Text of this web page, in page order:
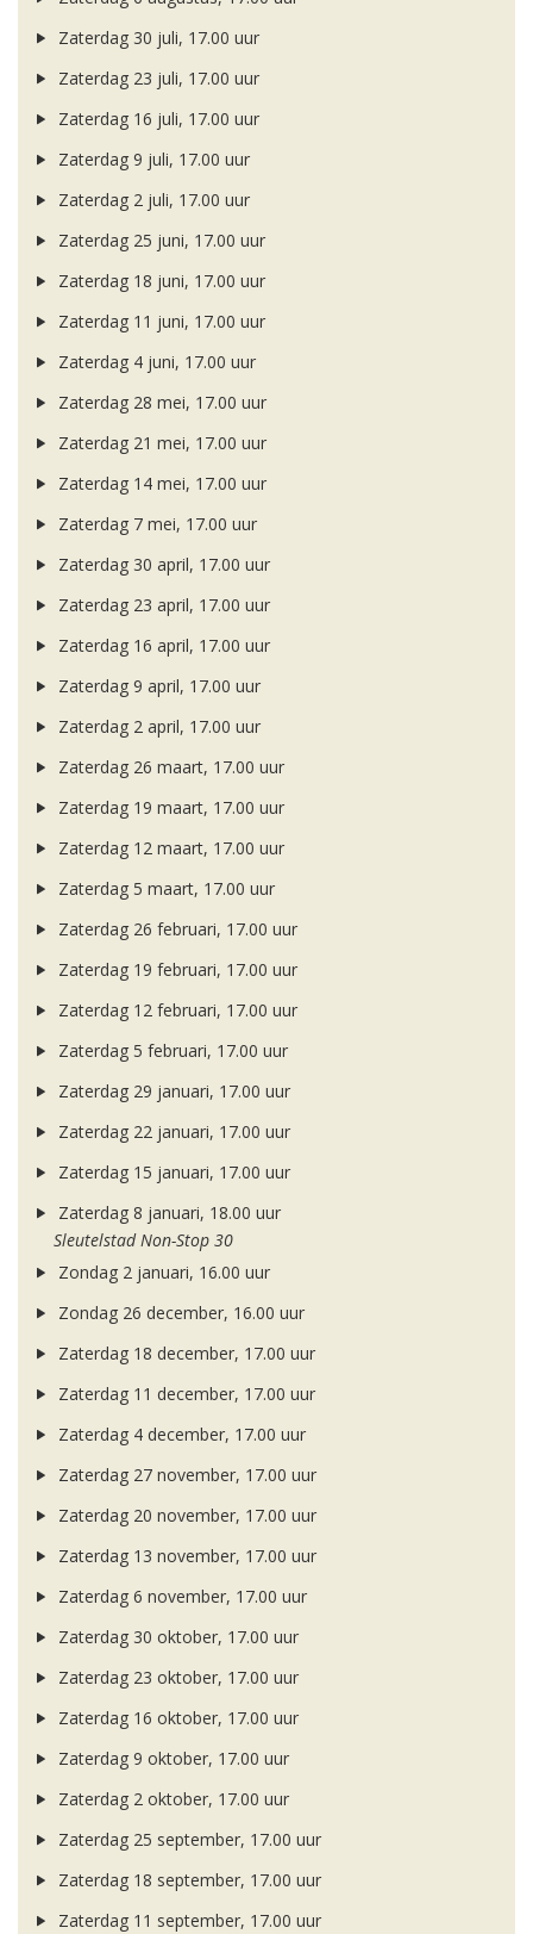
Zaterdag 30 juli, 17.00 uur
Zaterdag 23 juli, 17.00 uur
Zaterdag 16 juli, 17.00 uur
Zaterdag 9 juli, 17.00 uur
Zaterdag 2 juli, 17.00 uur
Zaterdag 25 juni, 17.00 uur
Zaterdag 18 juni, 17.00 uur
Zaterdag 11 juni, 17.00 uur
Zaterdag 4 juni, 17.00 uur
Zaterdag 28 mei, 17.00 uur
Zaterdag 21 mei, 17.00 uur
Zaterdag 14 mei, 17.00 uur
Zaterdag 7 mei, 17.00 uur
Zaterdag 30 april, 17.00 uur
Zaterdag 23 april, 17.00 uur
Zaterdag 16 april, 17.00 uur
Zaterdag 9 april, 17.00 uur
Zaterdag 2 april, 17.00 uur
Zaterdag 26 maart, 17.00 uur
Zaterdag 19 maart, 17.00 uur
Zaterdag 12 maart, 17.00 uur
Zaterdag 5 maart, 17.00 uur
Zaterdag 26 februari, 17.00 uur
Zaterdag 19 februari, 17.00 uur
Zaterdag 12 februari, 17.00 uur
Zaterdag 5 februari, 17.00 uur
Zaterdag 29 januari, 17.00 uur
Zaterdag 22 januari, 17.00 uur
Zaterdag 15 januari, 17.00 uur
Zaterdag 8 januari, 18.00 uur
Sleutelstad Non-Stop 30
Zondag 2 januari, 16.00 uur
Zondag 26 december, 16.00 uur
Zaterdag 18 december, 17.00 uur
Zaterdag 11 december, 17.00 uur
Zaterdag 4 december, 17.00 uur
Zaterdag 27 november, 17.00 uur
Zaterdag 20 november, 17.00 uur
Zaterdag 13 november, 17.00 uur
Zaterdag 6 november, 17.00 uur
Zaterdag 30 oktober, 17.00 uur
Zaterdag 23 oktober, 17.00 uur
Zaterdag 16 oktober, 17.00 uur
Zaterdag 9 oktober, 17.00 uur
Zaterdag 2 oktober, 17.00 uur
Zaterdag 25 september, 17.00 uur
Zaterdag 18 september, 17.00 uur
Zaterdag 11 september, 17.00 uur